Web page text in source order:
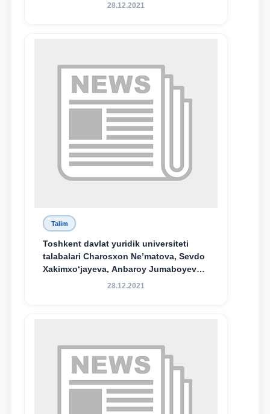
28.12.2021
Talim
Toshkent davlat yuridik universiteti
talabalari Charosxon Ne’matova, Sevdo
Xakimxo‘jayeva, Anbaroy Jumaboyeva
hamda TDYU qoshidagi M.S.Vosiqova
bo‘ldi.
28.12.2021